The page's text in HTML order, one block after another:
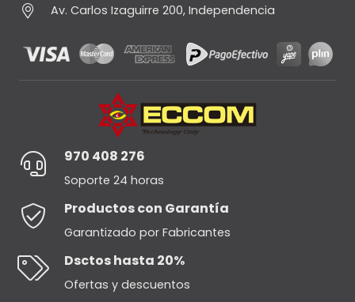
Av. Carlos Izaguirre 200, Independencia
970 408 276
Soporte 24 horas
Productos con Garantía
Garantizado por Fabricantes
Dsctos hasta 20%
Ofertas y descuentos